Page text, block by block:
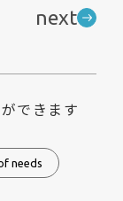
next
できます
needs